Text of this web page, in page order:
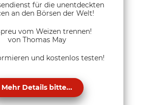
für die unentdeckten
an den Börsen der Welt!
vom Weizen trennen!
von Thomas May
und kostenlos testen!
Mehr Details bitte...